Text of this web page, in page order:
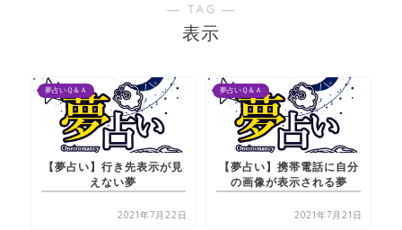
― TAG ―
表示
夢占いＱ＆Ａ
【夢占い】行き先表示が見
えない夢
2021年7月22日
夢占いＱ＆Ａ
【夢占い】携帯電話に自分
の画像が表示される夢
2021年7月21日